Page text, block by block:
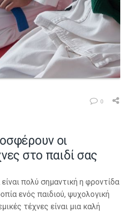
F-ALL
0
οι
στο παιδί σας
είναι πολύ σημαντική η φροντίδα
ενός παιδιού, ψυχολογική
τέχνες είναι μια καλή